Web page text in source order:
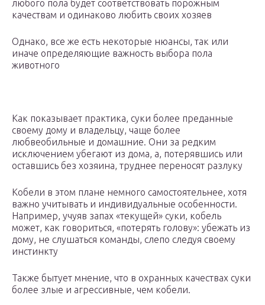
любого пола будет соответствовать порожным
качествам и одинаково любить своих хозяев
Однако, все же есть некоторые нюансы, так или
иначе определяющие важность выбора пола
животного
Как показывает практика, суки более преданные
своему дому и владельцу, чаще более
любвеобильные и домашние. Они за редким
исключением убегают из дома, а, потерявшись или
оставшись без хозяина, труднее переносят разлуку
Кобели в этом плане немного самостоятельнее, хотя
важно учитывать и индивидуальные особенности.
Например, учуяв запах «текущей» суки, кобель
может, как говориться, «потерять голову»: убежать из
дому, не слушаться команды, слепо следуя своему
инстинкту
Также бытует мнение, что в охранных качествах суки
более злые и агрессивные, чем кобели.